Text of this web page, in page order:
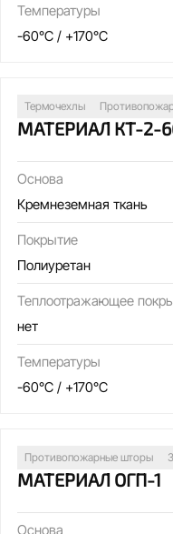
Температуры
-60°C / +170°C
Термочехлы
МАТЕРИАЛ КТ-2-
Основа
Кремнеземная ткань
Покрытие
Полиуретан
Теплоотражающее
нет
Температуры
-60°C / +170°C
Противопожарные шторы
МАТЕРИАЛ ОГП-1
Основа